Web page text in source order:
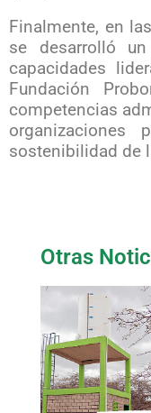
Finalmente, en
se desarrolló
capacidades
Fundación
competencias
organizaciones
sostenibilidad de
Otras